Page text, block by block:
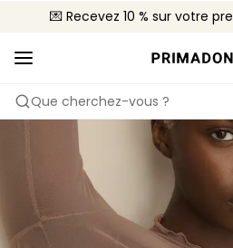
💌 Recevez 10 % sur votre
🚚 Livraison gratuite à
📦 Retours
Que cherchez-vous ?